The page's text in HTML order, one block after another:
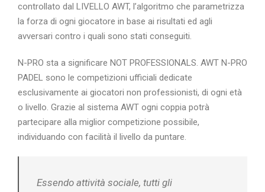
controllato dal LIVELLO AWT, l’algoritmo che parametrizza
la forza di ogni giocatore in base ai risultati ed agli
avversari contro i quali sono stati conseguiti.
N-PRO sta a significare NOT PROFESSIONALS. AWT N-PRO
PADEL sono le competizioni ufficiali dedicate
esclusivamente ai giocatori non professionisti, di ogni età
o livello. Grazie al sistema AWT ogni coppia potrà
partecipare alla miglior competizione possibile,
individuando con facilità il livello da puntare.
Essendo attività sociale, tutti gli